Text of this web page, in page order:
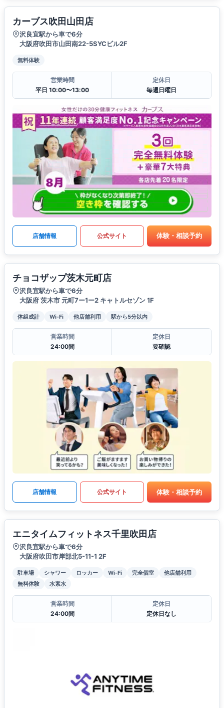
カーブス吹田山田店
沢良宜駅から車で6分
大阪府吹田市山田南22-5SYCビル2F
無料体験
営業時間
平日 10:00〜13:00
定休日
毎週日曜日
店舗情報 公式サイト 体験・相談予約
チョコザップ茨木元町店
沢良宜駅から車で6分
大阪府 茨木市 元町7ー1ー2 キャトルセゾン 1F
体組成計 Wi-Fi 他店舗利用 駅から5分以内
営業時間
24:00間
定休日
要確認
店舗情報 公式サイト 体験・相談予約
エニタイムフィットネス千里吹田店
沢良宜駅から車で6分
大阪府吹田市岸部北5-11-1 2F
駐車場 シャワー ロッカー Wi-Fi 完全個室
他店舗利用
無料体験
水素水
営業時間
24:00間
定休日
定休日なし